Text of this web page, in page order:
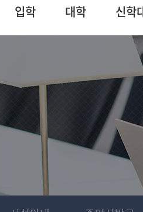
입학 대학 신학